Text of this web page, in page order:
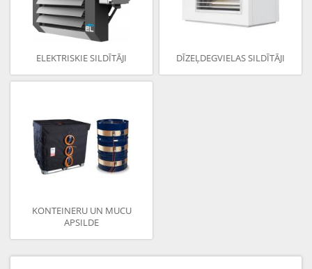
ELEKTRISKIE SILDĪTĀJI DĪZEĻDEGVIELAS SILDĪTĀJI
KONTEINERU UN MUCU
APSILDE